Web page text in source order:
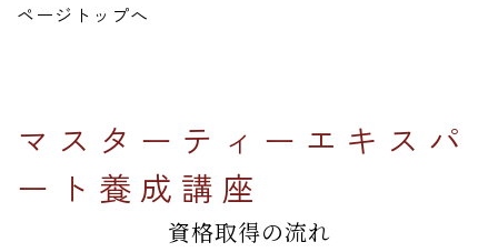
ページトップへ
マスターティーエキスパ
ート養成講座
資格取得の流れ